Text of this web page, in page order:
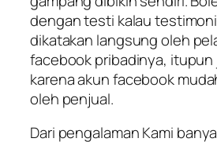
dengan testi kalau
dikatakan langsung oleh
facebook pribadinya, itupun
karena akun facebook
oleh penjual.
Dari pengalaman Kami